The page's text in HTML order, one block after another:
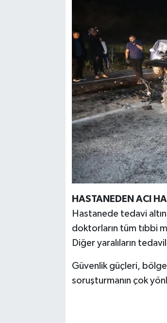
HASTANEDEN ACI
Hastanede tedavi
doktorların tüm tıbbi
Diğer yaralıların
Güvenlik güçleri,
soruşturmanın çok